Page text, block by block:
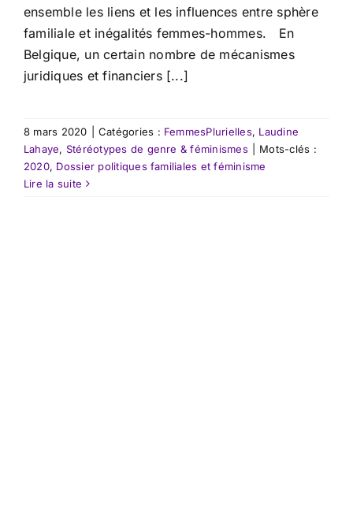
ensemble les liens et les influences entre sphère
familiale et inégalités femmes-hommes. En
Belgique, un certain nombre de mécanismes
juridiques et financiers [...]
8 mars 2020 Catégories : FemmesPlurielles, Laudine
Lahaye, Stéréotypes de genre & féminismes
Mots-clés :
2020, Dossier politiques familiales et féminisme
Lire la suite